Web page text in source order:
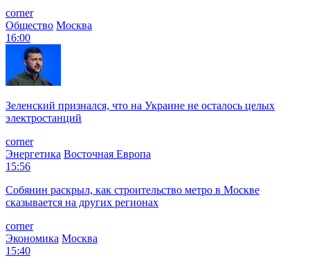
corner
Общество Москва
16:00
Зеленский признался, что на Украине не осталось целых
электростанций
corner
Энергетика Восточная Европа
15:56
Собянин раскрыл, как строительство метро в Москве
сказывается на других регионах
corner
Экономика Москва
15:40